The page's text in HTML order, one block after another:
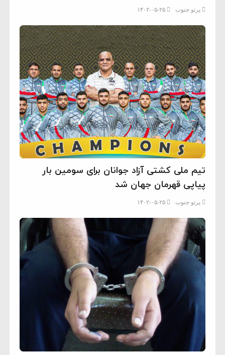
پرتو جنوب ۱۴۰۲-۰۵-۲۵
تیم ملی کشتی آزاد جوانان برای سومین بار
پیاپی قهرمان جهان شد
پرتو جنوب ۱۴۰۲-۰۵-۲۵